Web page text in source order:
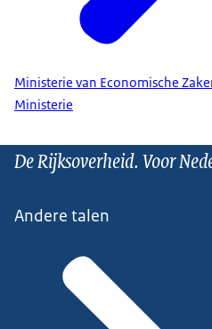
Ministerie van Economische
Ministerie
De Rijksoverheid. Voor
Andere talen